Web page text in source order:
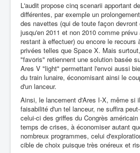
L'audit propose cinq scenarii apportant
différentes, par exemple un
des navettes (qui de toute façon devront
jusqu'en 2011 et non 2010 comme
restant à effectuer) ou encore le recours
privées telles que Space X. Mais
"favoris" retiennent une solution basée
Ares V "light" permettant l'envoi aussi
du train lunaire, économisant ainsi le
d'un lanceur.
Ainsi, le lancement d'Ares I-X, même si
faisabilité d'un tel lanceur, ne suffira
celui-ci des griffes du Congrès
temps de crises, à économiser autant
nombreux programmes, celui
cible de choix puisque très onéreux et